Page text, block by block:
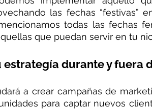
las fechas “festivas”
todas las fechas
que puedan servir en tu
estrategía durante y fuera
a crear campañas de
para captar nuevos